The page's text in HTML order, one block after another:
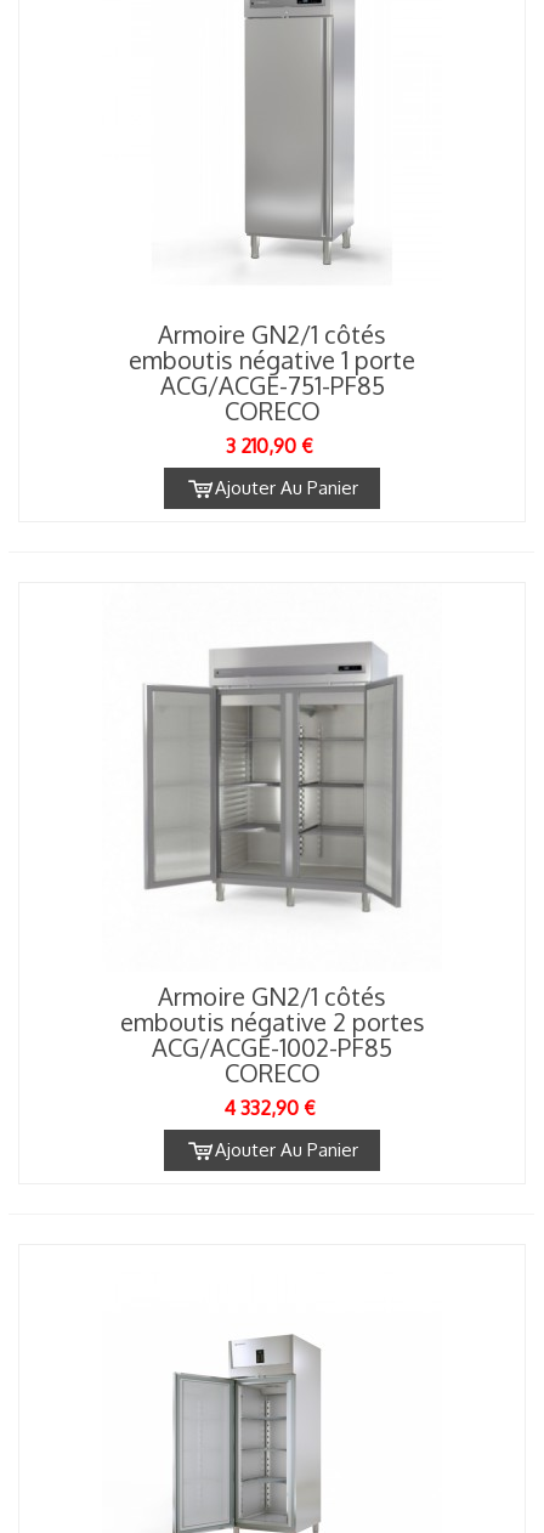
Armoire GN2/1 côtés
emboutis négative 1 porte
ACG/ACGE-751-PF85
CORECO
3 210,90 €
Ajouter Au Panier
Armoire GN2/1 côtés
emboutis négative 2 portes
ACG/ACGE-1002-PF85
CORECO
4 332,90 €
Ajouter Au Panier